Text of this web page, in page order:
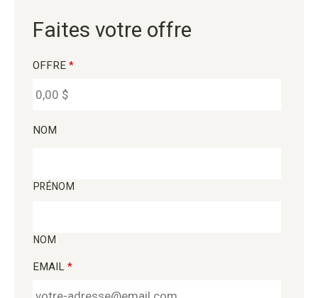
Faites votre offre
OFFRE *
NOM
PRÉNOM
NOM
EMAIL *